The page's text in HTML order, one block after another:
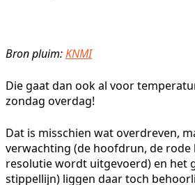
Bron pluim:KNMI
Die gaat dan ook al voor
zondag overdag!
Dat is misschien wat overdreven,
verwachting (de hoofdrun, de rode
resolutie wordt uitgevoerd) en het
stippellijn) liggen daar toch